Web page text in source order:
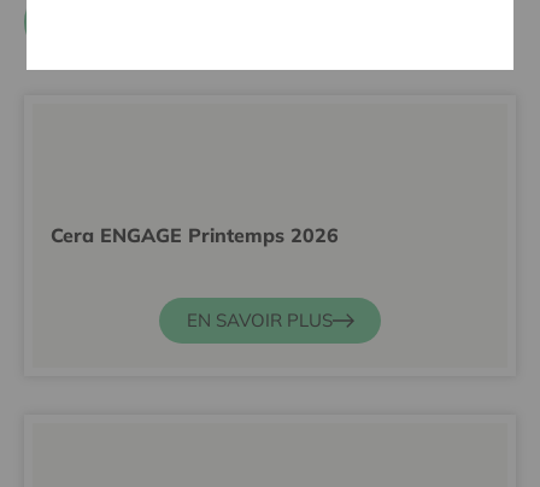
Cera ENGAGE Printemps 2026
EN SAVOIR PLUS